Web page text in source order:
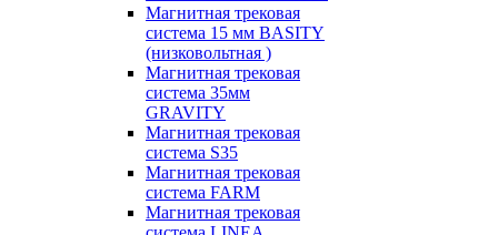
Магнитная трековая
система 15 мм BASITY
(низковольтная )
Магнитная трековая
система 35мм
GRAVITY
Магнитная трековая
система S35
Магнитная трековая
система FARM
Магнитная трековая